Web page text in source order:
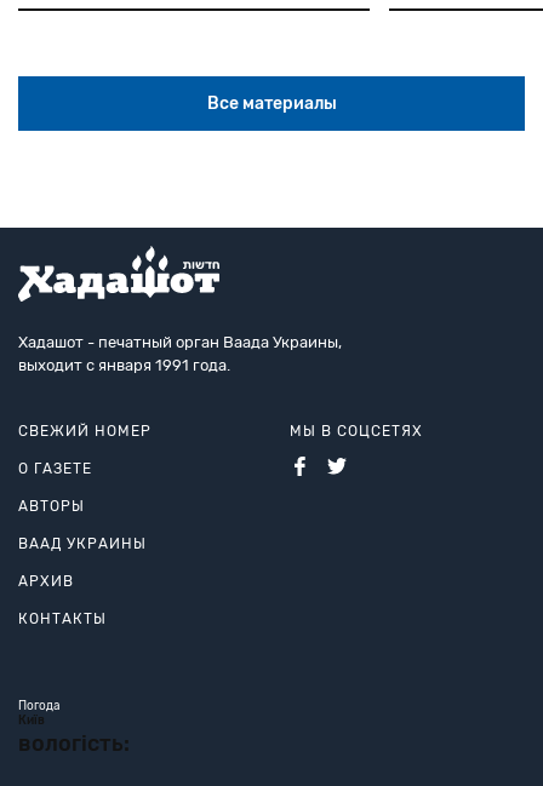
Все материалы
Хадашот - печатный орган Ваада Украины,
выходит с января 1991 года.
СВЕЖИЙ НОМЕР
О ГАЗЕТЕ
АВТОРЫ
ВААД УКРАИНЫ
АРХИВ
КОНТАКТЫ
МЫ В СОЦСЕТЯХ
Погода
Київ
вологість: